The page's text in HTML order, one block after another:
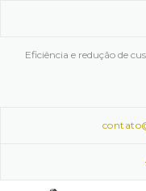
Eficiência e redução de